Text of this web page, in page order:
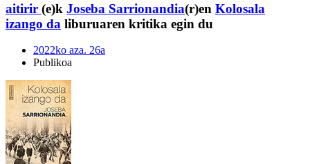
aitirir (e)k Joseba Sarrionandia(r)en Kolosala
izango da liburuaren kritika egin du
2022ko aza. 26a
Publikoa